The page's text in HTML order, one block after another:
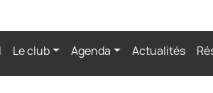
(current)
Le club Agenda Actualités